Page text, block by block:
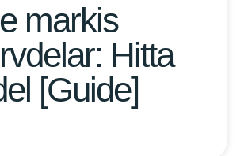
markis
Hitta
[Guide]